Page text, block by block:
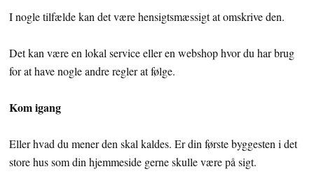
I nogle tilfælde kan det være hensigtsmæssigt at omskrive den.
Det kan være en lokal service eller en webshop hvor du har brug
for at have nogle andre regler at følge.
Kom igang
Eller hvad du mener den skal kaldes. Er din første byggesten i det
store hus som din hjemmeside gerne skulle være på sigt.